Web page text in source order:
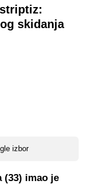
skidanja
izbor
(33) imao je